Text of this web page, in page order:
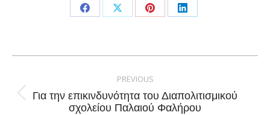
Share
Facebook
Share
X
Share
Pinterest
Share
LinkedIn
navigation
PREVIOUS
Previous
Για την επικινδυνότητα του Διαπολιτισμικού
σχολείου Παλαιού Φαλήρου